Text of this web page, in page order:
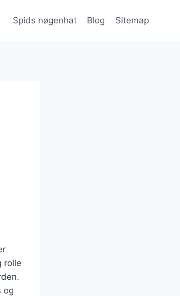
Spids nøgenhat Blog Sitemap
rolle
og